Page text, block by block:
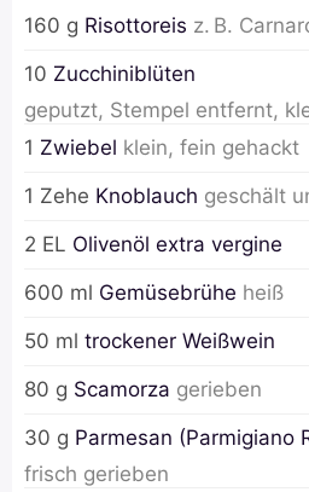
160 g Risottoreis z. B.
10 Zucchiniblüten
geputzt, Stempel entfernt,
1 Zwiebel klein, fein gehackt
1 Zehe Knoblauch geschält
2 EL Olivenöl extra vergine
600 ml Gemüsebrühe heiß
50 ml trockener Weißwein
80 g Scamorza gerieben
30 g Parmesan (Parmigiano
frisch gerieben